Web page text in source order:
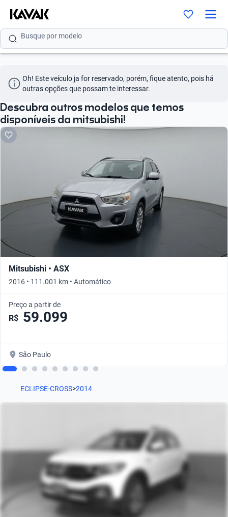
Busque por modelo
Busque por versão
Busque por marca
Busque por modelo
Busque por versão
Oh! Este veículo ja for reservado, porém, fique atento, pois há
outras opções que possam te interessar.
Descubra outros modelos que temos
disponíveis da mitsubishi!
Mitsubishi • ASX
2016 • 111.001 km • Automático
Preço a partir de
R$ 59.099
São Paulo
ECLIPSE-CROSS>2014